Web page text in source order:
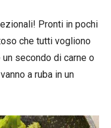
Pronti in pochi
che tutti vogliono
secondo di carne o
a ruba in un